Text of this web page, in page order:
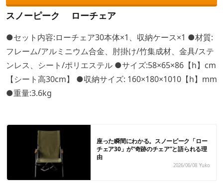
スノーピーク ローチェア
●セット内容:ローチェア30本体×1、収納ケース×1 ●材質:
フレーム/アルミニウム合金、肘掛け/竹集成材、金具/ステ
ンレス、シート/ポリエステル ●サイズ:58×65×86【h】cm
【シート高30cm】 ●収納サイズ: 160×180×1010【h】mm
●重量:3.6kg
座った瞬間にわかる。スノーピーク「ロー
チェア30」が“奇跡のチェア”と語られる理
由
2026/06/08 Yuko